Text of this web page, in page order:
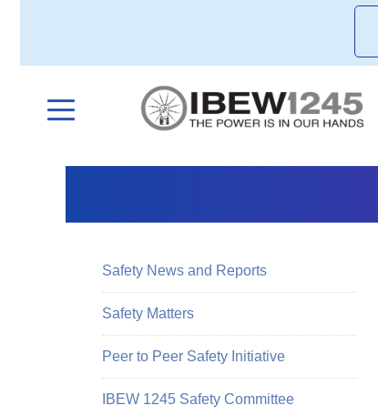
Safety News and Reports
Safety Matters
Peer to Peer Safety Initiative
IBEW 1245 Safety Committee